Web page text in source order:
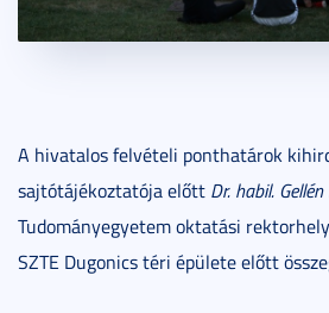
A hivatalos felvételi ponthatárok
sajtótájékoztatója előtt Dr. habil.
Tudományegyetem oktatási
SZTE Dugonics téri épülete előtt